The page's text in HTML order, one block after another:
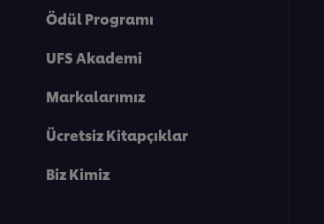
Ödül Programı
UFS Akademi
Markalarımız
Ücretsiz Kitapçıklar
Biz Kimiz